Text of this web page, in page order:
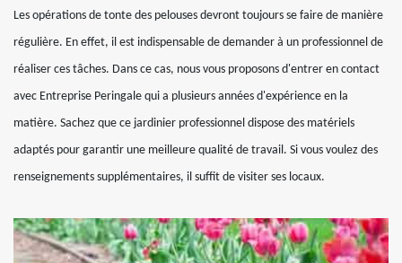
Les opérations de tonte des pelouses devront toujours se faire de manière
régulière. En effet, il est indispensable de demander à un professionnel de
réaliser ces tâches. Dans ce cas, nous vous proposons d'entrer en contact
avec Entreprise Peringale qui a plusieurs années d'expérience en la
matière. Sachez que ce jardinier professionnel dispose des matériels
adaptés pour garantir une meilleure qualité de travail. Si vous voulez des
renseignements supplémentaires, il suffit de visiter ses locaux.